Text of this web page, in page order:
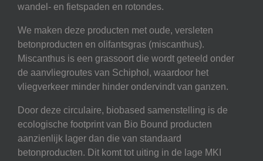
wandel- en fietspaden en rotondes.
We maken deze producten met oude, versleten
betonproducten en olifantsgras (miscanthus).
Miscanthus is een grassoort die wordt geteeld onder
de aanvliegroutes van Schiphol, waardoor het
vliegverkeer minder hinder ondervindt van ganzen.
Door deze circulaire, biobased samenstelling is de
ecologische footprint van Bio Bound producten
aanzienlijk lager dan die van standaard
betonproducten. Dit komt tot uiting in de lage MKI